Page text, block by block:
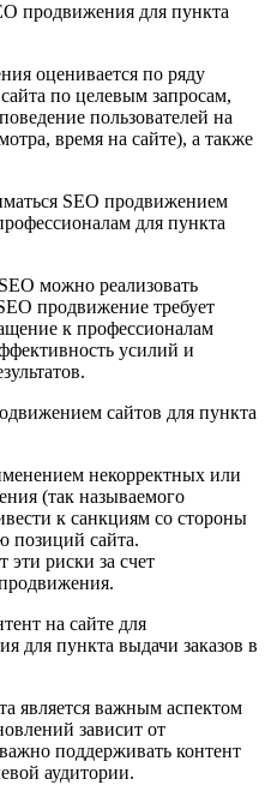
продвижения для пункта
оценивается по ряду
по целевым запросам,
пользователей на
время на сайте), а также
SEO продвижением
для пункта
можно реализовать
продвижение требует
к профессионалам
усилий и
сайтов для пункта
некорректных или
(так называемого
к санкциям со стороны
позиций сайта.
риски за счет
на сайте для
для пункта выдачи заказов в
является важным аспектом
зависит от
поддерживать контент
аудитории.